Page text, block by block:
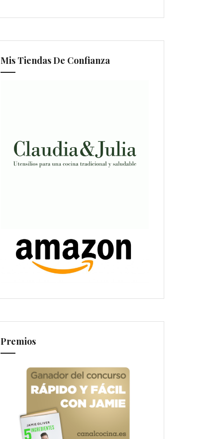
Mis Tiendas De Confianza
Premios